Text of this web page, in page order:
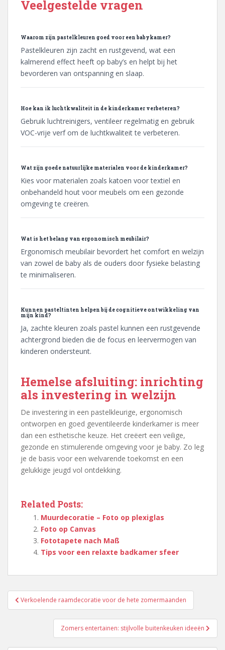
Veelgestelde vragen
Waarom zijn pastelkleuren goed voor een babykamer?
Pastelkleuren zijn zacht en rustgevend, wat een
kalmerend effect heeft op baby’s en helpt bij het
bevorderen van ontspanning en slaap.
Hoe kan ik luchtkwaliteit in de kinderkamer verbeteren?
Gebruik luchtreinigers, ventileer regelmatig en gebruik
VOC-vrije verf om de luchtkwaliteit te verbeteren.
Wat zijn goede natuurlijke materialen voor de kinderkamer?
Kies voor materialen zoals katoen voor textiel en
onbehandeld hout voor meubels om een gezonde
omgeving te creëren.
Wat is het belang van ergonomisch meubilair?
Ergonomisch meubilair bevordert het comfort en welzijn
van zowel de baby als de ouders door fysieke belasting
te minimaliseren.
Kunnen pasteltinten helpen bij de cognitieve ontwikkeling van
mijn kind?
Ja, zachte kleuren zoals pastel kunnen een rustgevende
achtergrond bieden die de focus en leervermogen van
kinderen ondersteunt.
Hemelse afsluiting: inrichting
als investering in welzijn
De investering in een pastelkleurige, ergonomisch
ontworpen en goed geventileerde kinderkamer is meer
dan een esthetische keuze. Het creëert een veilige,
gezonde en stimulerende omgeving voor je baby. Zo leg
je de basis voor een welvarende toekomst en een
gelukkige jeugd vol ontdekking.
Related Posts:
Muurdecoratie – Foto op plexiglas
Foto op Canvas
Fototapete nach Maß
Tips voor een relaxte badkamer sfeer
Berichtnavigatie
Verkoelende raamdecoratie voor de hete zomermaanden
Zomers entertainen: stijlvolle buitenkeuken ideeën